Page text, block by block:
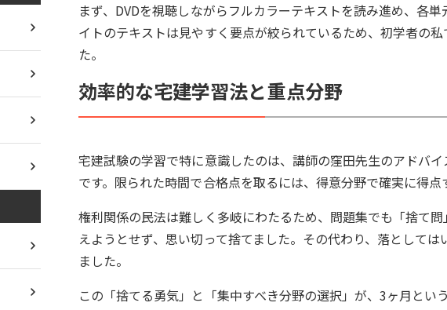
まず、DVDを視聴しながらフルカラーテキストを読み進め、各
イトのテキストは見やすく要点が絞られているため、初学者の
た。
効率的な宅建学習法と重点分野
宅建試験の学習で特に意識したのは、講師の窪田先生のアドバ
です。限られた時間で合格点を取るには、得意分野で確実に得点
権利関係の民法は難しく多岐にわたるため、問題集でも「捨て
えようとせず、思い切って捨てました。その代わり、落として
ました。
この「捨てる勇気」と「集中すべき分野の選択」が、3ヶ月とい